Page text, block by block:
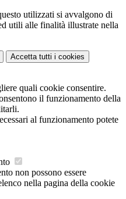
utilizzati si avvalgono di
utili alle finalità illustrate nella
Accetta tutti i cookies
quali cookie consentire.
il funzionamento della
al funzionamento potete
non possono essere
nella pagina della cookie